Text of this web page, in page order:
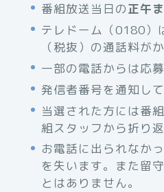
番組放送当日の正午
テレドーム（0180）
（税抜）の通話料が
一部の電話からは応
発信者番号を通知し
当選された方には番
組スタッフから折り
お電話に出られなか
を失います。また留
とはありません。